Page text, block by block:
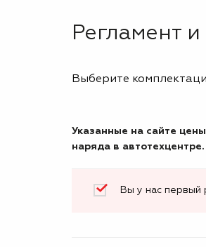
Регламент
Выберите
Указанные на сайте
наряда в автотехцентре.
Вы у нас первый